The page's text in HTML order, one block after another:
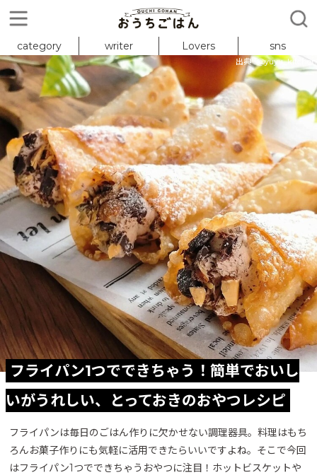
category writer Lovers sns
出典 : @yuyu_kitchen
フライパン1つでできちゃう！簡単でおいし
いがうれしい、とっておきのおやつレシピ
フライパンは毎日のごはん作りに欠かせない調理器具。料理はもち
ろんお菓子作りにも気軽に活用できたらいいですよね。そこで今回
はフライパン1つでできちゃうおやつに注目！ホットビスケットや